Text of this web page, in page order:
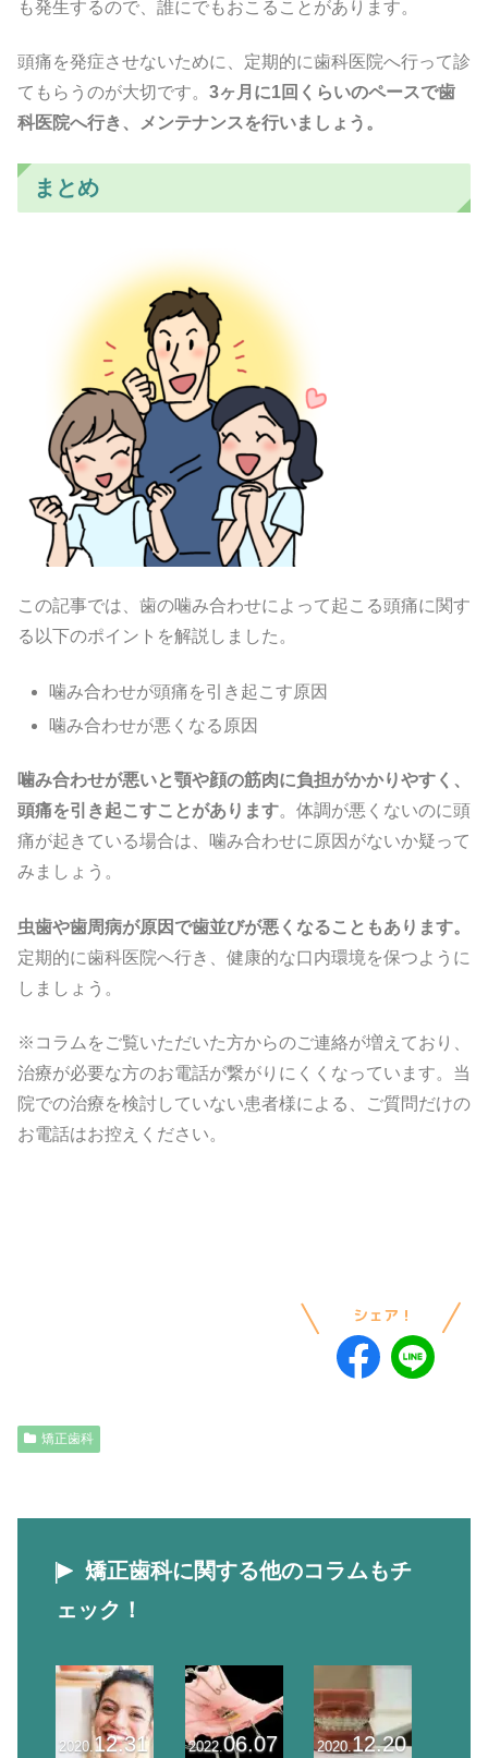
も発生するので、誰にでもおこることがあります。
頭痛を発症させないために、定期的に歯科医院へ行って診
てもらうのが大切です。 3ヶ月に1回くらいのペースで歯
科医院へ行き、メンテナンスを行いましょう。
まとめ
この記事では、歯の噛み合わせによって起こる頭痛に関す
る以下のポイントを解説しました。
噛み合わせが頭痛を引き起こす原因
噛み合わせが悪くなる原因
噛み合わせが悪いと顎や顔の筋肉に負担がかかりやすく、
頭痛を引き起こすことがあります。体調が悪くないのに頭
痛が起きている場合は、噛み合わせに原因がないか疑って
みましょう。
虫歯や歯周病が原因で歯並びが悪くなることもあります。
定期的に歯科医院へ行き、健康的な口内環境を保つように
しましょう。
※コラムをご覧いただいた方からのご連絡が増えており、
治療が必要な方のお電話が繋がりにくくなっています。当
院での治療を検討していない患者様による、ご質問だけの
お電話はお控えください。
矯正歯科
矯正歯科に関する他のコラムもチ
ェック！
2020.12.31 2022.06.07 2020.12.20